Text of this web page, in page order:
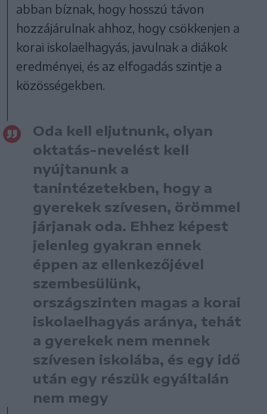
abban bíznak, hogy hosszú távon
hozzájárulnak ahhoz, hogy csökkenjen a
korai iskolaelhagyás, javulnak a diákok
eredményei, és az elfogadás szintje a
közösségekben.
Oda kell eljutnunk, olyan
oktatás-nevelést kell
nyújtanunk a
tanintézetekben, hogy a
gyerekek szívesen, örömmel
járjanak oda. Ehhez képest
jelenleg gyakran ennek
éppen az ellenkezőjével
szembesülünk,
országszinten magas a korai
iskolaelhagyás aránya, tehát
a gyerekek nem mennek
szívesen iskolába, és egy idő
után egy részük egyáltalán
nem megy